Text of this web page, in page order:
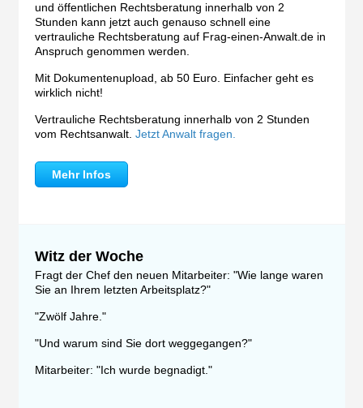
und öffentlichen Rechtsberatung innerhalb von 2
Stunden kann jetzt auch genauso schnell eine
vertrauliche Rechtsberatung auf Frag-einen-Anwalt.de in
Anspruch genommen werden.
Mit Dokumentenupload, ab 50 Euro. Einfacher geht es
wirklich nicht!
Vertrauliche Rechtsberatung innerhalb von 2 Stunden
vom Rechtsanwalt. Jetzt Anwalt fragen.
Mehr Infos
Witz der Woche
Fragt der Chef den neuen Mitarbeiter: "Wie lange waren
Sie an Ihrem letzten Arbeitsplatz?"
"Zwölf Jahre."
"Und warum sind Sie dort weggegangen?"
Mitarbeiter: "Ich wurde begnadigt."